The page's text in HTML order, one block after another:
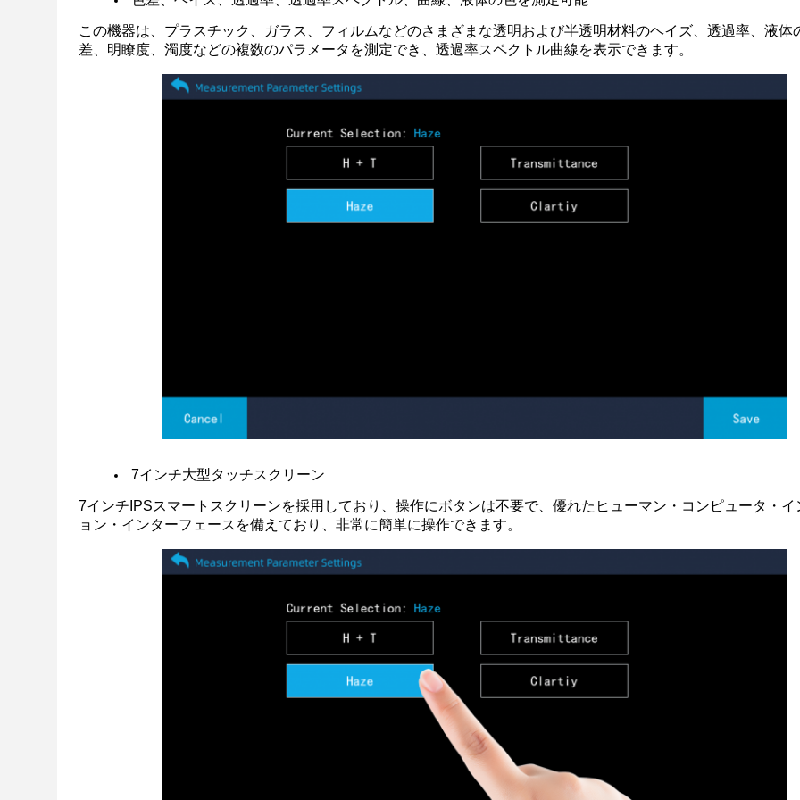
この機器は、プラスチック、ガラス、フィルムなどのさまざまな透明および半透明材料のヘイズ、透過率、液体
差、明瞭度、濁度などの複数のパラメータを測定でき、透過率スペクトル曲線を表示できます。
7インチ大型タッチスクリーン
7インチIPSスマートスクリーンを採用しており、操作にボタンは不要で、優れたヒューマン・コンピュータ・イ
ョン・インターフェースを備えており、非常に簡単に操作できます。